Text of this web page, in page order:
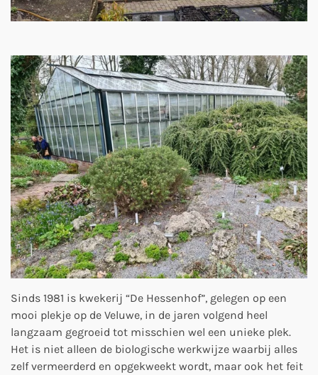
Sinds 1981 is kwekerij “De Hessenhof”, gelegen op een
mooi plekje op de Veluwe, in de jaren volgend heel
langzaam gegroeid tot misschien wel een unieke plek.
Het is niet alleen de biologische werkwijze waarbij alles
zelf vermeerderd en opgekweekt wordt, maar ook het feit